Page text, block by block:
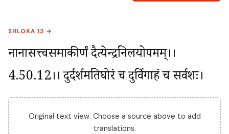
SHLOKA 12 →
नानासत्त्वसमाकीर्णं दैत्येन्द्रनिलयोपमम्।।
4.50.12।। दुर्दर्शमतिघोरं च दुर्विगाहं च सर्वशः।
Original text view. Choose a source above to add
translations.